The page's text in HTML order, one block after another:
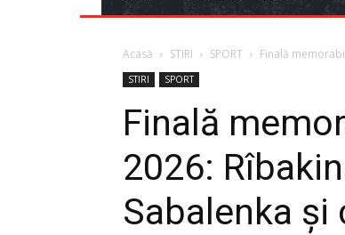
Acasă STIRI SPORT Finală
STIRI SPORT
Finală
2026:
Sabalenka și